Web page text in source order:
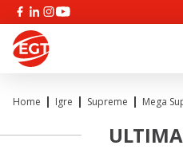
Home Igre Supreme Mega